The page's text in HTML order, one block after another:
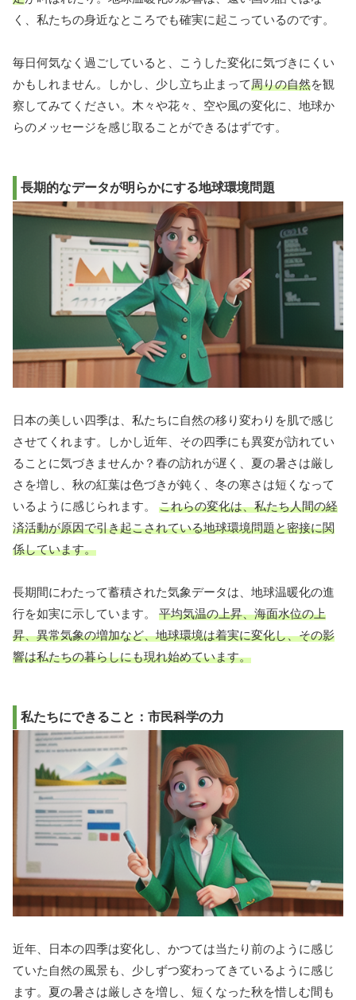
く、私たちの身近なところでも確実に起こっているのです。
毎日何気なく過ごしていると、こうした変化に気づきにくい
かもしれません。しかし、少し立ち止まって周りの自然を観
察してみてください。木々や花々、空や風の変化に、地球か
らのメッセージを感じ取ることができるはずです。
長期的なデータが明らかにする地球環境問題
日本の美しい四季は、私たちに自然の移り変わりを肌で感じ
させてくれます。しかし近年、その四季にも異変が訪れてい
ることに気づきませんか？春の訪れが遅く、夏の暑さは厳し
さを増し、秋の紅葉は色づきが鈍く、冬の寒さは短くなって
いるように感じられます。 これらの変化は、私たち人間の経
済活動が原因で引き起こされている地球環境問題と密接に関
係しています。
長期間にわたって蓄積された気象データは、地球温暖化の進
行を如実に示しています。 平均気温の上昇、海面水位の上
昇、異常気象の増加など、地球環境は着実に変化し、その影
響は私たちの暮らしにも現れ始めています。
私たちにできること：市民科学の力
近年、日本の四季は変化し、かつては当たり前のように感じ
ていた自然の風景も、少しずつ変わってきているように感じ
ます。夏の暑さは厳しさを増し、短くなった秋を惜しむ間も